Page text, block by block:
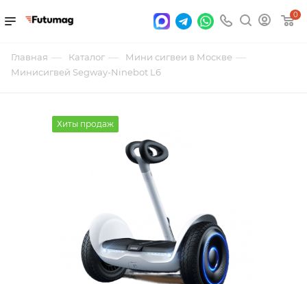
0
Главная — Каталог — Мини сигвеи в Москве —
Минисигвей Segway-Ninebot L6
Хиты продаж